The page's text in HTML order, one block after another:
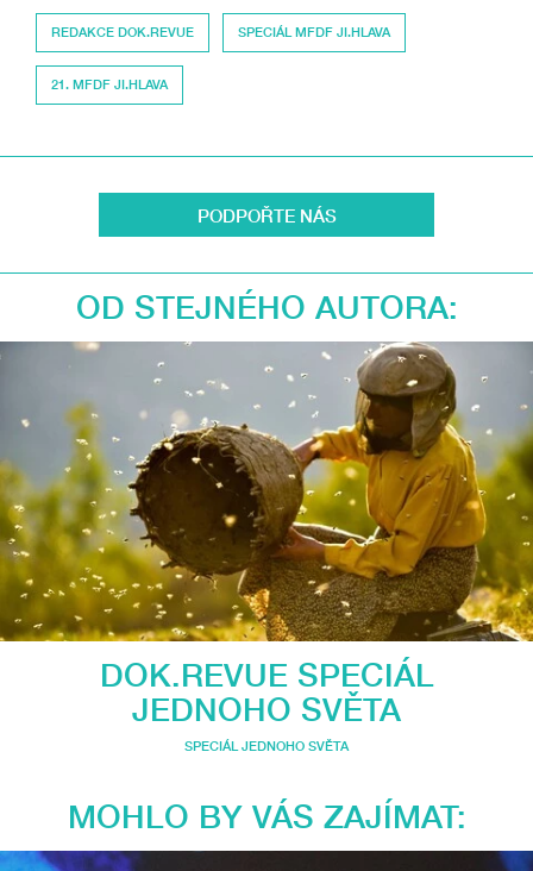
REDAKCE DOK.REVUE SPECIÁL MFDF JI.HLAVA
21. MFDF JI.HLAVA
PODPOŘTE NÁS
OD STEJNÉHO AUTORA:
DOK.REVUE SPECIÁL
JEDNOHO SVĚTA
SPECIÁL JEDNOHO SVĚTA
MOHLO BY VÁS ZAJÍMAT: